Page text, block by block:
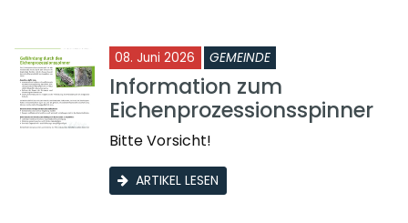
08. Juni 2026 GEMEINDE
Information zum
Eichenprozessionsspinner
Bitte Vorsicht!
ARTIKEL LESEN